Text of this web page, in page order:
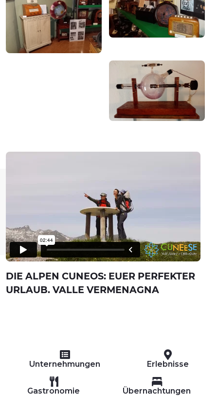
DIE ALPEN CUNEOS: EUER PERFEKTER
URLAUB. VALLE VERMENAGNA
Unternehmungen Erlebnisse
Gastronomie Übernachtungen